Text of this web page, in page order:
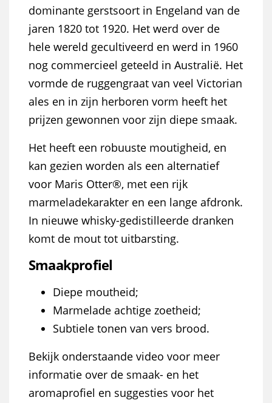
dominante gerstsoort in Engeland van de
jaren 1820 tot 1920. Het werd over de
hele wereld gecultiveerd en werd in 1960
nog commercieel geteeld in Australië. Het
vormde de ruggengraat van veel Victorian
ales en in zijn herboren vorm heeft het
prijzen gewonnen voor zijn diepe smaak.
Het heeft een robuuste moutigheid, en
kan gezien worden als een alternatief
voor Maris Otter®, met een rijk
marmeladekarakter en een lange afdronk.
In nieuwe whisky-gedistilleerde dranken
komt de mout tot uitbarsting.
Smaakprofiel
Diepe moutheid;
Marmelade achtige zoetheid;
Subtiele tonen van vers brood.
Bekijk onderstaande video voor meer
informatie over de smaak- en het
aromaprofiel en suggesties voor het